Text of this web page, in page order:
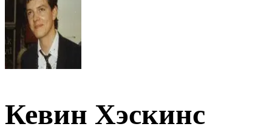
Кевин Хэскинс